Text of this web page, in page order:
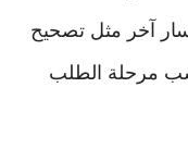
آخر مثل تصحيح
مرحلة الطلب